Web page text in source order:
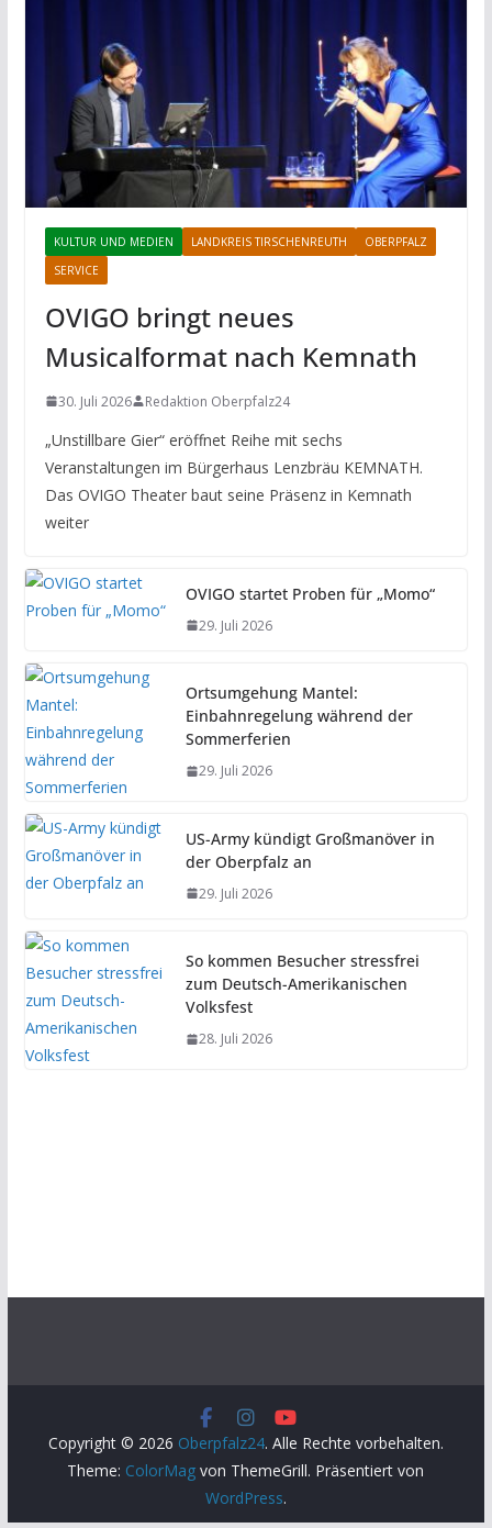
KULTUR UND MEDIEN LANDKREIS TIRSCHENREUTH
OBERPFALZ
SERVICE
OVIGO bringt neues
Musicalformat nach Kemnath
30. Juli 2026 Redaktion Oberpfalz24
„Unstillbare Gier“ eröffnet Reihe mit sechs
Veranstaltungen im Bürgerhaus Lenzbräu KEMNATH.
Das OVIGO Theater baut seine Präsenz in Kemnath
weiter
OVIGO startet Proben für „Momo“
29. Juli 2026
Ortsumgehung Mantel:
Einbahnregelung während der
Sommerferien
29. Juli 2026
US-Army kündigt Großmanöver in
der Oberpfalz an
29. Juli 2026
So kommen Besucher stressfrei
zum Deutsch-Amerikanischen
Volksfest
28. Juli 2026
Copyright © 2026 Oberpfalz24. Alle Rechte vorbehalten.
Theme: ColorMag von ThemeGrill. Präsentiert von
WordPress.